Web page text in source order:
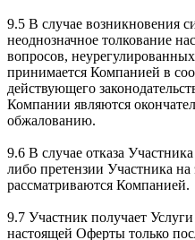
9.5 В случае возникновения
неоднозначное толкование
вопросов,
принимается Компанией в
действующего
Компании являются
обжалованию.
9.6 В случае отказа
либо претензии Участника
рассматриваются Компанией.
9.7 Участник получает
настоящей Оферты только